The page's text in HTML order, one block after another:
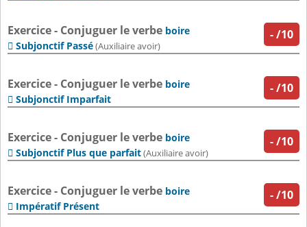
-/10
Exercice - Conjuguer le verbe boire
 Subjonctif Passé(Auxiliaire avoir)
-/10
Exercice - Conjuguer le verbe boire
 Subjonctif Imparfait
-/10
Exercice - Conjuguer le verbe boire
 Subjonctif Plus que parfait(Auxiliaire avoir)
-/10
Exercice - Conjuguer le verbe boire
 Impératif Présent